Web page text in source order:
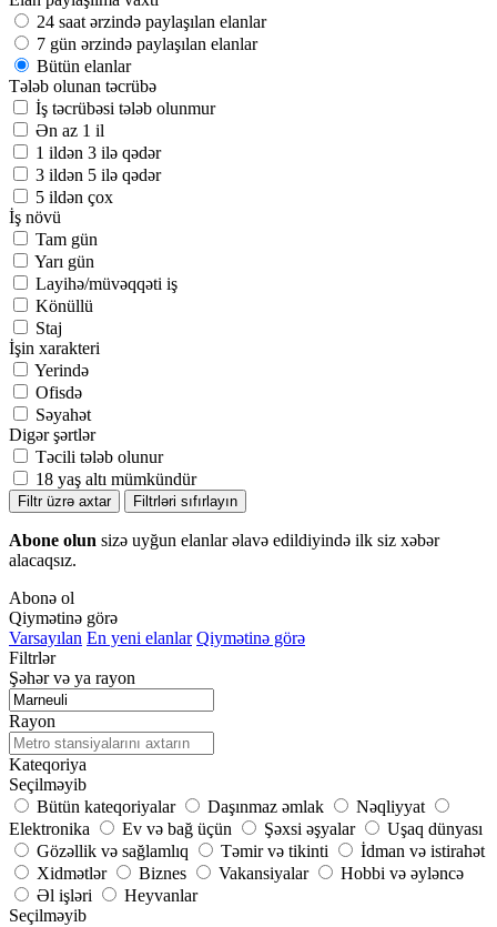
24 saat ərzində paylaşılan elanlar
7 gün ərzində paylaşılan elanlar
Bütün elanlar
Tələb olunan təcrübə
İş təcrübəsi tələb olunmur
Ən az 1 il
1 ildən 3 ilə qədər
3 ildən 5 ilə qədər
5 ildən çox
İş növü
Tam gün
Yarı gün
Layihə/müvəqqəti iş
Könüllü
Staj
İşin xarakteri
Yerində
Ofisdə
Səyahət
Digər şərtlər
Təcili tələb olunur
18 yaş altı mümkündür
Filtr üzrə axtar Filtrləri sıfırlayın
Abone olun sizə uyğun elanlar əlavə edildiyində ilk siz xəbər
alacaqsız.
Abonə ol
Qiymətinə görə
Varsayılan En yeni elanlar Qiymətinə görə
Filtrlər
Şəhər və ya rayon
Rayon
Kateqoriya
Seçilməyib
Bütün kateqoriyalar
Daşınmaz əmlak
Nəqliyyat
Elektronika
Ev və bağ üçün Şəxsi əşyalar
Uşaq dünyası
Gözəllik və sağlamlıq
Təmir və tikinti
İdman və istirahət
Xidmətlər
Biznes Vakansiyalar
Hobbi və əyləncə
Əl işləri
Heyvanlar
Seçilməyib